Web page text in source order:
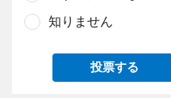
知りません
投票する